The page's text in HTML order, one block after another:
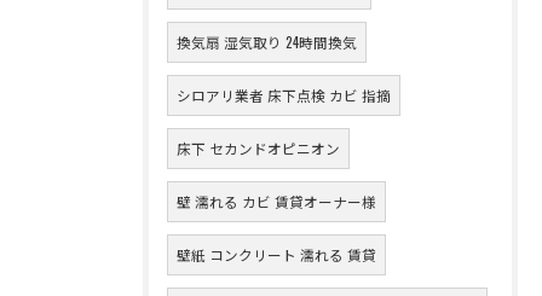
換気扇 湿気取り 24時間換気
シロアリ業者 床下点検 カビ 指摘
床下 セカンドオピニオン
壁 濡れる カビ 賃貸オーナー様
壁紙 コンクリート 濡れる 賃貸